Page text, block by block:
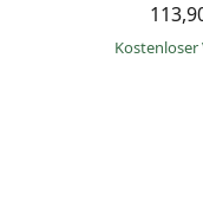
Kostenloser